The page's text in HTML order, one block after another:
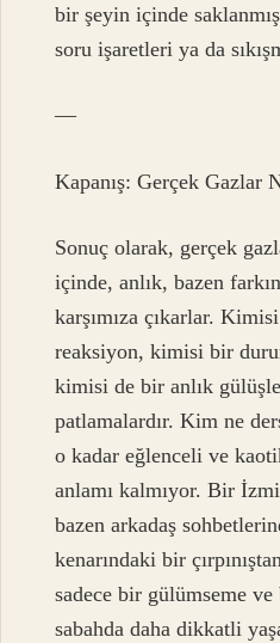
bir şeyin içinde
soru işaretleri ya da
—
Kapanış: Gerçek Gazlar
Sonuç olarak, gerçek
içinde, anlık, bazen
karşımıza çıkarlar.
reaksiyon, kimisi bir
kimisi de bir anlık
patlamalardır. Kim ne
o kadar eğlenceli ve
anlamı kalmıyor. Bir
bazen arkadaş
kenarındaki bir
sadece bir gülümseme
sabahda daha dikkatli